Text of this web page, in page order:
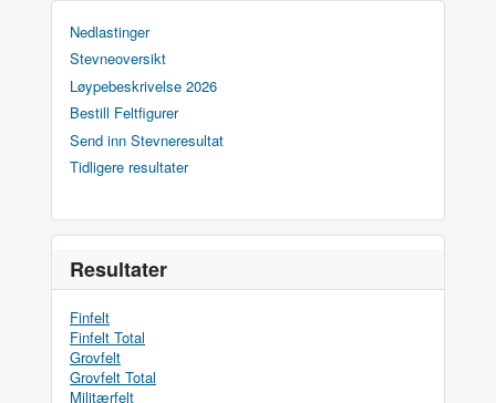
Nedlastinger
Stevneoversikt
Løypebeskrivelse 2026
Bestill Feltfigurer
Send inn Stevneresultat
Tidligere resultater
Resultater
Finfelt
Finfelt Total
Grovfelt
Grovfelt Total
Militærfelt